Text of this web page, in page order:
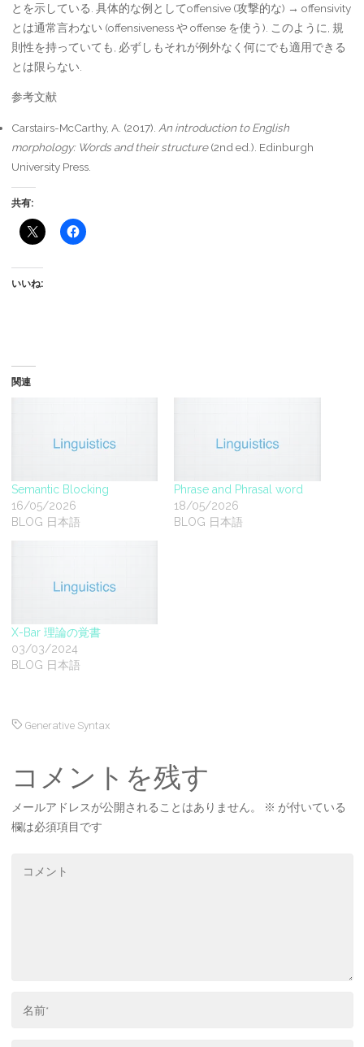
とを示している. 具体的な例としてoffensive (攻撃的な) → offensivity
とは通常言わない (offensiveness や offense を使う). このように, 規
則性を持っていても, 必ずしもそれが例外なく何にでも適用できる
とは限らない.
参考文献
Carstairs-McCarthy, A. (2017). An introduction to English
morphology: Words and their structure(2nd ed.). Edinburgh
University Press.
共有:
いいね:
関連
Semantic Blocking
16/05/2026
BLOG 日本語
Phrase and Phrasal word
18/05/2026
BLOG 日本語
X-Bar 理論の覚書
03/03/2024
BLOG 日本語
Generative Syntax
コメントを残す
メールアドレスが公開されることはありません。 ※ が付いている
欄は必須項目です